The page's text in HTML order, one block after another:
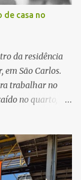
o órgão para
de Órgãos
casa no
da residência
em São Carlos.
trabalhar no
no quarto,
Carlos Agora